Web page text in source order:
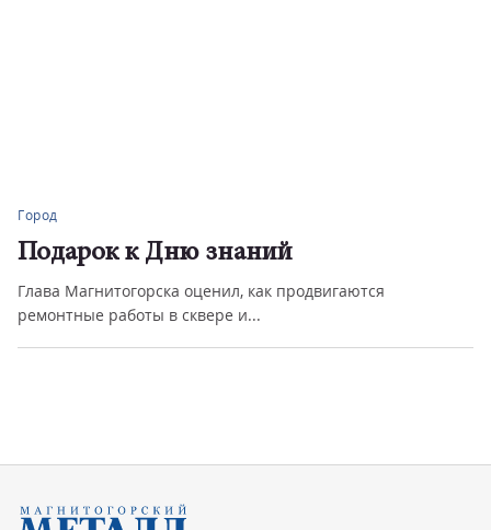
Город
Подарок к Дню знаний
Глава Магнитогорска оценил, как продвигаются
ремонтные работы в сквере и...